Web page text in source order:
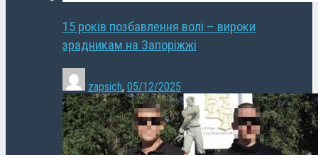
15 років позбавлення волі – вироки
зрадникам на Запоріжжі
zapsich, 05/12/2025